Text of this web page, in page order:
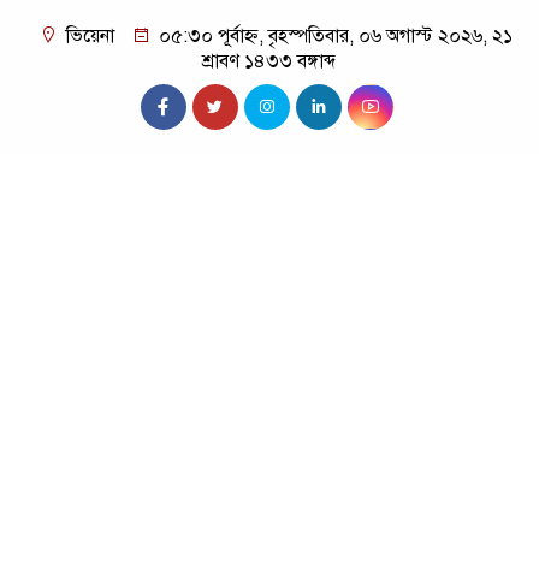
ভিয়েনা
০৫:৩০ পূর্বাহ্ন, বৃহস্পতিবার, ০৬ অগাস্ট ২০২৬, ২১
শ্রাবণ ১৪৩৩ বঙ্গাব্দ